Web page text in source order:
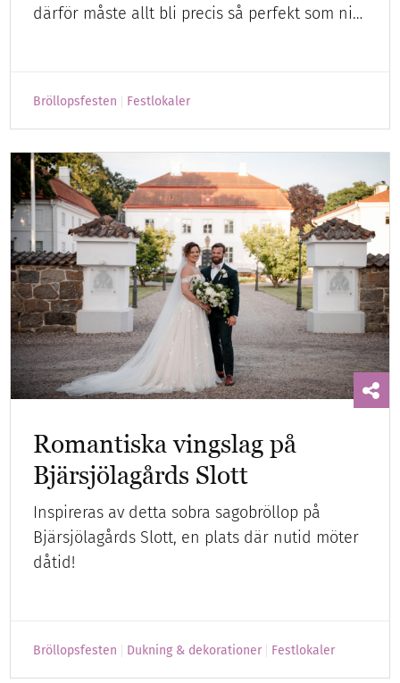
därför måste allt bli precis så perfekt som ni…
Bröllopsfesten Festlokaler
Romantiska vingslag på
Bjärsjölagårds Slott
Inspireras av detta sobra sagobröllop på
Bjärsjölagårds Slott, en plats där nutid möter
dåtid!
Bröllopsfesten Dukning & dekorationer Festlokaler